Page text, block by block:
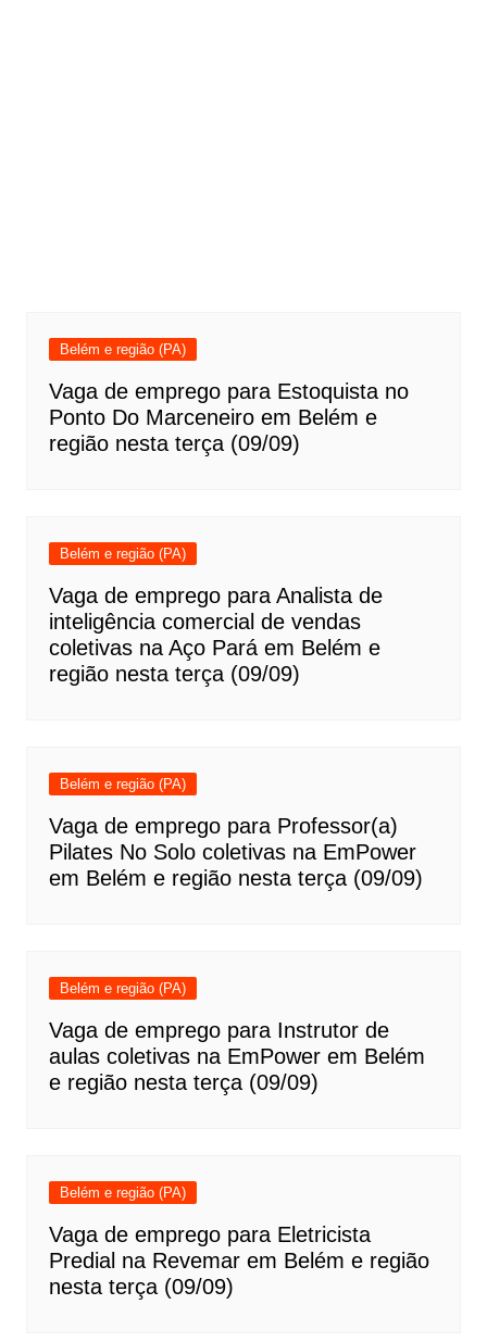
Belém e região (PA)
Vaga de emprego para Estoquista no
Ponto Do Marceneiro em Belém e
região nesta terça (09/09)
Belém e região (PA)
Vaga de emprego para Analista de
inteligência comercial de vendas
coletivas na Aço Pará em Belém e
região nesta terça (09/09)
Belém e região (PA)
Vaga de emprego para Professor(a)
Pilates No Solo coletivas na EmPower
em Belém e região nesta terça (09/09)
Belém e região (PA)
Vaga de emprego para Instrutor de
aulas coletivas na EmPower em Belém
e região nesta terça (09/09)
Belém e região (PA)
Vaga de emprego para Eletricista
Predial na Revemar em Belém e região
nesta terça (09/09)